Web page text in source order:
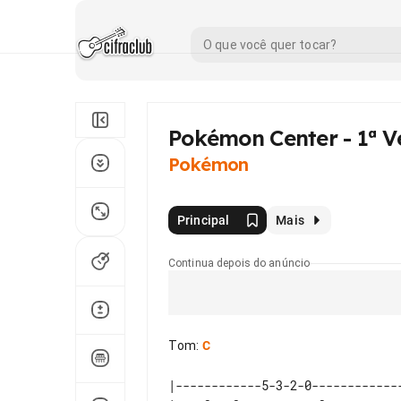
Pokémon Center - 1ª
Pokémon
Principal Mais
Continua depois do anúncio
Tom: C
|------------5-3-2-